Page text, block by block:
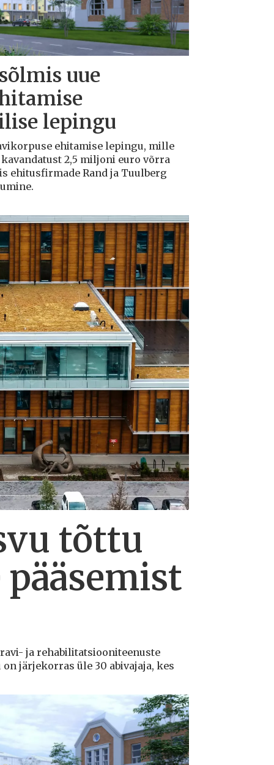
uue
lepingu
ehitamise lepingu, mille
2,5 miljoni euro võrra
ehitusfirmade Rand ja Tuulberg
tõttu
ja rehabilitatsiooniteenuste
järjekorras üle 30 abivajaja, kes